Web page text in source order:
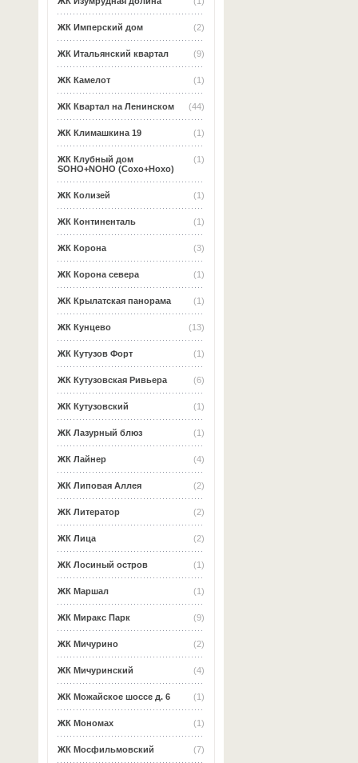
(2)
ЖК Имперский дом
(9)
ЖК Итальянский квартал
(1)
ЖК Камелот
(44)
ЖК Квартал на Ленинском
(1)
ЖК Климашкина 19
(1)
ЖК Клубный дом
SOHO+NOHO (Сохо+Нохо)
(1)
ЖК Колизей
(1)
ЖК Континенталь
(3)
ЖК Корона
(1)
ЖК Корона севера
(1)
ЖК Крылатская панорама
(13)
ЖК Кунцево
(1)
ЖК Кутузов Форт
(6)
ЖК Кутузовская Ривьера
(1)
ЖК Кутузовский
(1)
ЖК Лазурный блюз
(4)
ЖК Лайнер
(2)
ЖК Липовая Аллея
(2)
ЖК Литератор
(2)
ЖК Лица
(1)
ЖК Лосиный остров
(1)
ЖК Маршал
(9)
ЖК Миракс Парк
(2)
ЖК Мичурино
(4)
ЖК Мичуринский
(1)
ЖК Можайское шоссе д. 6
(1)
ЖК Мономах
(7)
ЖК Мосфильмовский